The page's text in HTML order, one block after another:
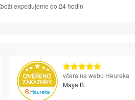
expedujeme do 24 hodin
včera na webu Heureka
Maya B.